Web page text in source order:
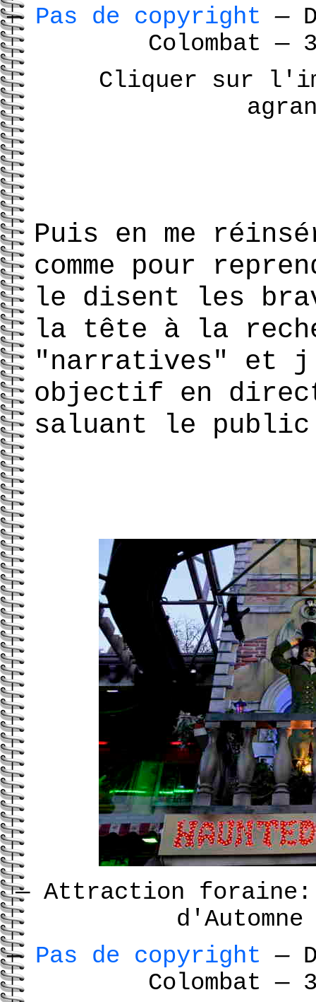
— Pas de copyright—
Colombat—
Cliquer sur
Puis en me
comme pour
le disent les
la tête à la
"narratives" et
objectif en
saluant le
—Attraction foraine:
— Pas de copyright—
Colombat—